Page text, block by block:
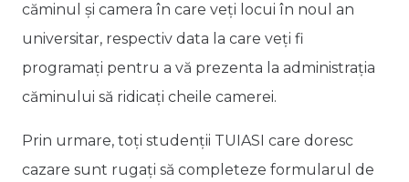
căminul și camera în care veți locui în noul an
universitar, respectiv data la care veți fi
programați pentru a vă prezenta la administrația
căminului să ridicați cheile camerei.
Prin urmare, toți studenții TUIASI care doresc
cazare sunt rugați să completeze formularul de